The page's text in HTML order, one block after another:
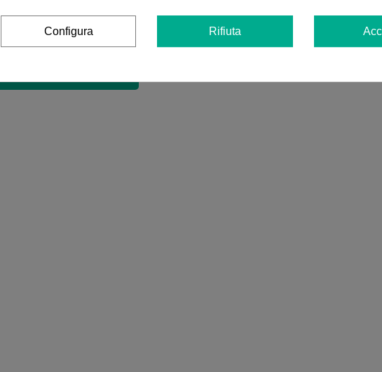
RecensioniBocchino in vetro Vaper X-Max V3 Pro
Non ci sono recensioni nella tua lingua, controllale tutte cliccando su
Configura Rifiuta